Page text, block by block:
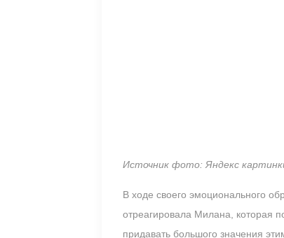
Источник фото: Яндекс
В ходе своего эмоционального
отреагировала Милана, которая
придавать большого значения